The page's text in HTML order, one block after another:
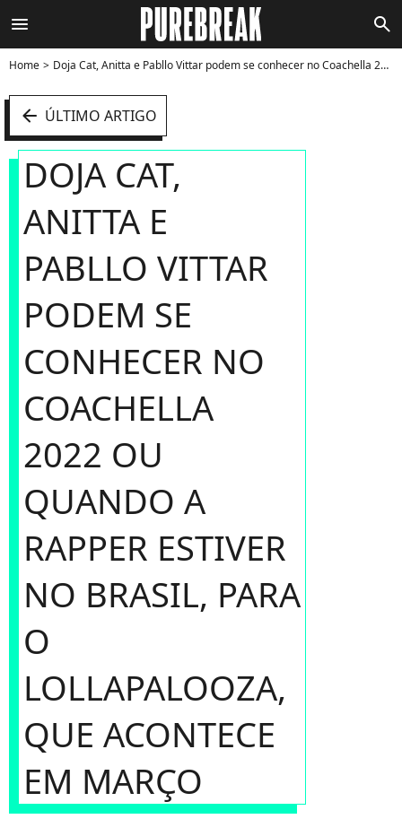
menu search
Home Doja Cat, Anitta e Pabllo Vittar podem se conhecer no Coachella 2022 ou quando a rapper estiver no Brasil, para o Lollapalooza, que acontece em março - Foto
arrow_left ÚLTIMO ARTIGO
DOJA CAT,
ANITTA E
PABLLO VITTAR
PODEM SE
CONHECER NO
COACHELLA
2022 OU
QUANDO A
RAPPER ESTIVER
NO BRASIL, PARA
O
LOLLAPALOOZA,
QUE ACONTECE
EM MARÇO